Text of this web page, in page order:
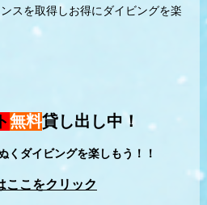
スを取得しお得にダイビングを楽
ト無料貸し出し中！
くダイビングを楽しもう！！
ここをクリック